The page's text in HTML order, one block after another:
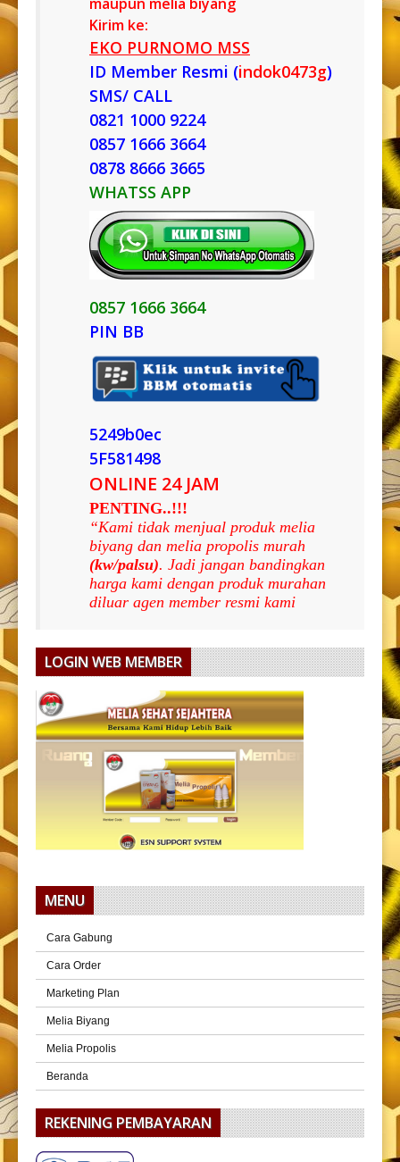
Kirim ke:
EKO PURNOMO MSS
ID Member Resmi (indok0473g)
SMS/ CALL
0821 1000 9224
0857 1666 3664
0878 8666 3665
WHATSS APP
0857 1666 3664
PIN BB
5249b0ec
5F581498
ONLINE 24 JAM
PENTING..!!!
“Kami tidak menjual produk melia
biyang dan melia propolis murah
(kw/palsu). Jadi jangan bandingkan
harga kami dengan produk murahan
diluar agen member resmi kami
LOGIN WEB MEMBER
MENU
Cara Gabung
Cara Order
Marketing Plan
Melia Biyang
Melia Propolis
Beranda
REKENING PEMBAYARAN